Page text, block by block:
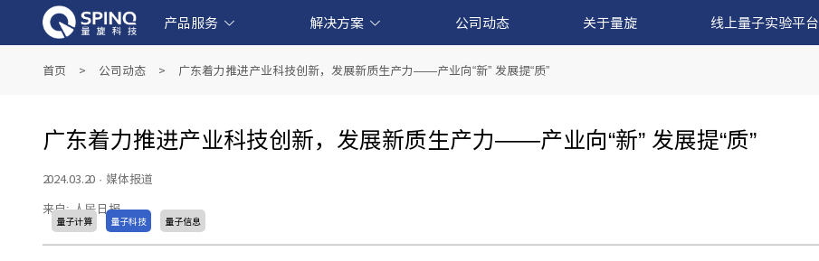
产品服务
产业级超导量子计算机产品
教育级核磁量子计算机产品
线上量子实验平台和软件产品
解决方案
量子教育解决方案
金融科技解决方案
生物医药解决方案
人工智能解决方案
公司动态 关于量旋 线上量子实验平台
首页 > 公司动态 > 广东着力推进产业科技创新，发展新质生产力——产业向“新” 发展提“质”
广东着力推进产业科技创新，发展新质生产力——产业向“新” 发展提“质”
2024.03.20 · 媒体报道
来自: 人民日报
量子计算 量子科技 量子信息